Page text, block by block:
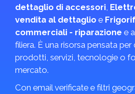
dettaglio di accessori,
vendita al dettaglio e
commerciali - riparazione e
filiera. È una risorsa pensata
prodotti, servizi, tecnologie o
mercato.
Con email verificate e filtri